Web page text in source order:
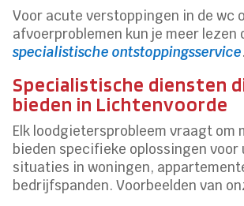
Voor acute verstoppingen in de wc
afvoerproblemen kun je meer lezen
specialistische ontstoppingsservice.
Specialistische diensten
bieden in Lichtenvoorde
Elk loodgietersprobleem vraagt om
bieden specifieke oplossingen voor
situaties in woningen,
bedrijfspanden. Voorbeelden van